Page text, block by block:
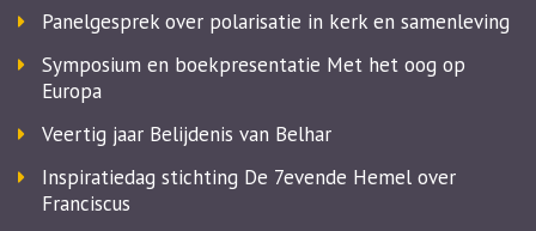
Panelgesprek over polarisatie in kerk en samenleving
Symposium en boekpresentatie Met het oog op
Europa
Veertig jaar Belijdenis van Belhar
Inspiratiedag stichting De 7evende Hemel over
Franciscus